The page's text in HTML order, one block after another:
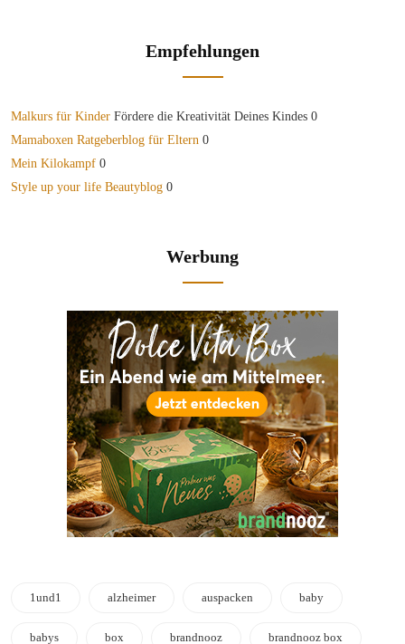
Empfehlungen
Malkurs für Kinder Fördere die Kreativität Deines Kindes 0
Mamaboxen Ratgeberblog für Eltern 0
Mein Kilokampf 0
Style up your life Beautyblog 0
Werbung
1und1 alzheimer auspacken baby
babys box brandnooz brandnooz box